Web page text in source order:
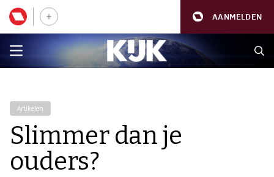
AANMELDEN
Artikelen
Slimmer dan je
ouders?